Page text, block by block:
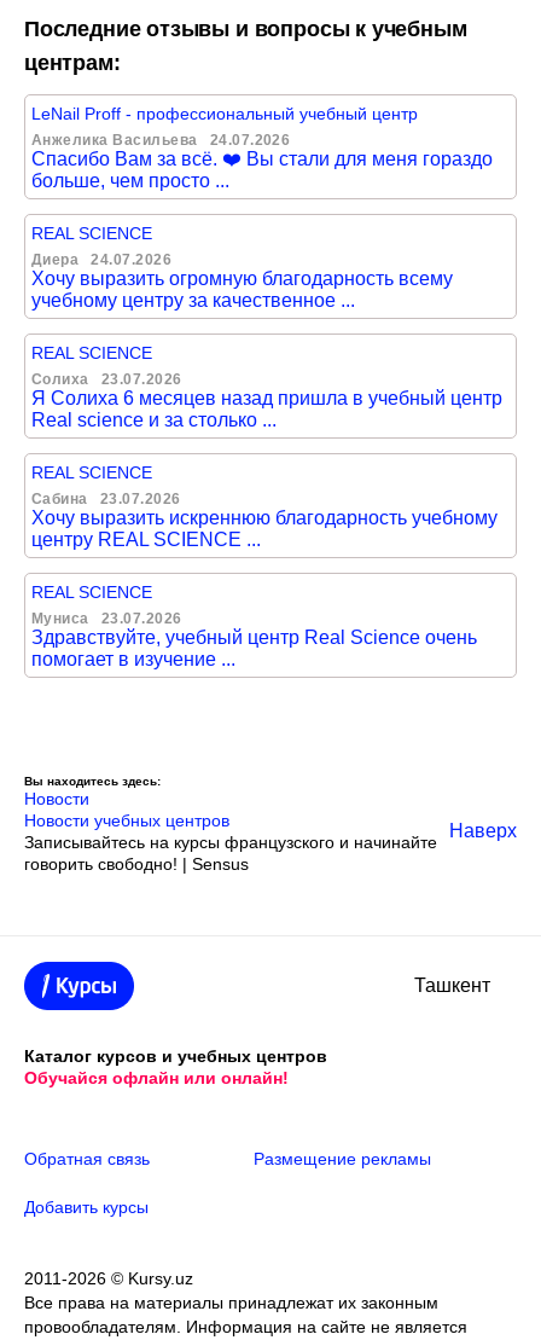
Последние отзывы и вопросы к учебным
центрам:
LeNail Proff - профессиональный учебный центр
Анжелика Васильева 24.07.2026
Спасибо Вам за всё. ❤️ Вы стали для меня гораздо
больше, чем просто ...
REAL SCIENCE
Диера 24.07.2026
Хочу выразить огромную благодарность всему
учебному центру за качественное ...
REAL SCIENCE
Солиха 23.07.2026
Я Солиха 6 месяцев назад пришла в учебный центр
Real science и за столько ...
REAL SCIENCE
Сабина 23.07.2026
Хочу выразить искреннюю благодарность учебному
центру REAL SCIENCE ...
REAL SCIENCE
Муниса 23.07.2026
Здравствуйте, учебный центр Real Science очень
помогает в изучение ...
Вы находитесь здесь:
Новости
Новости учебных центров
Записывайтесь на курсы французского и начинайте
говорить свободно! | Sensus
Наверх
Ташкент
Каталог курсов и учебных центров
Обучайся офлайн или онлайн!
Обратная связь Размещение рекламы
Добавить курсы
2011-2026 © Kursy.uz
Все права на материалы принадлежат их законным
провообладателям. Информация на сайте не является